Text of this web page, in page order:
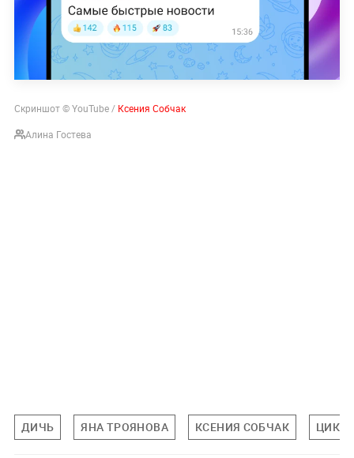
Скриншот © YouTube / Ксения Собчак
Алина Гостева
ДИЧЬ ЯНА ТРОЯНОВА КСЕНИЯ СОБЧАК ЦИКЛ